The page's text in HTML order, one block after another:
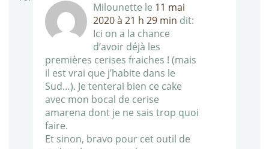
Milounette le 11 mai
2020 à 21 h 29 min dit:
Ici on a la chance
d’avoir déjà les
premières cerises fraiches ! (mais
il est vrai que j’habite dans le
Sud…). Je tenterai bien ce cake
avec mon bocal de cerise
amarena dont je ne sais trop quoi
faire.
Et sinon, bravo pour cet outil de